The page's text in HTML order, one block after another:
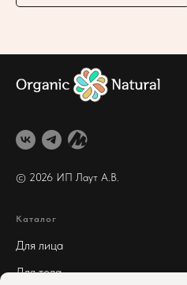
© 2026 ИП Лаут А.В.
Каталог
Для лица
Для тела